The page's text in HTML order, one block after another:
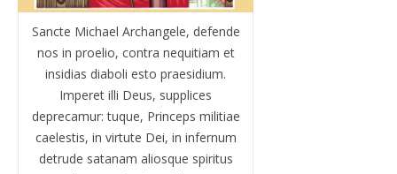
Sancte Michael Archangele, defende
nos in proelio, contra nequitiam et
insidias diaboli esto praesidium.
Imperet illi Deus, supplices
deprecamur: tuque, Princeps militiae
caelestis, in virtute Dei, in infernum
detrude satanam aliosque spiritus